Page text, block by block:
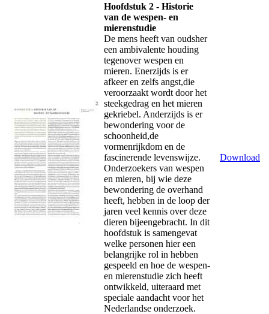
Hoofdstuk 2 - Historie
van de wespen- en
mierenstudie
De mens heeft van oudsher
een ambivalente houding
tegenover wespen en
mieren. Enerzijds is er
afkeer en zelfs angst,die
veroorzaakt wordt door het
steekgedrag en het mieren
gekriebel. Anderzijds is er
bewondering voor de
schoonheid,de
vormenrijkdom en de
fascinerende levenswijze.
Onderzoekers van wespen
en mieren, bij wie deze
bewondering de overhand
heeft, hebben in de loop der
jaren veel kennis over deze
dieren bijeengebracht. In dit
hoofdstuk is samengevat
welke personen hier een
belangrijke rol in hebben
gespeeld en hoe de wespen-
en mierenstudie zich heeft
ontwikkeld, uiteraard met
speciale aandacht voor het
Nederlandse onderzoek.
Download